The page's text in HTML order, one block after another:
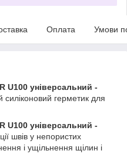
Оплата Умови
U100 універсальний -
силіконовий герметик для
U100 універсальний -
швів у непористих
і ущільнення щілин і